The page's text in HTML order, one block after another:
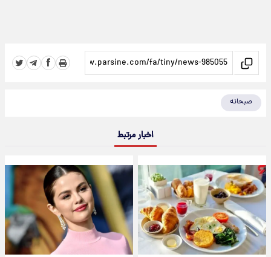
صبحانه
اخبار مرتبط